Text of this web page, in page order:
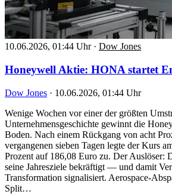
10.06.2026, 01:44 Uhr · Dow Jones
Honeywell Aktie: HONA startet
Dow Jones · 10.06.2026, 01:44 Uhr
Wenige Wochen vor einer der größten
Unternehmensgeschichte gewinnt die
Boden. Nach einem Rückgang von acht
vergangenen sieben Tagen legte der Kurs
Prozent auf 186,08 Euro zu. Der Auslöser:
seine Jahresziele bekräftigt — und damit
Transformation signalisiert. Aerospace-
Split…